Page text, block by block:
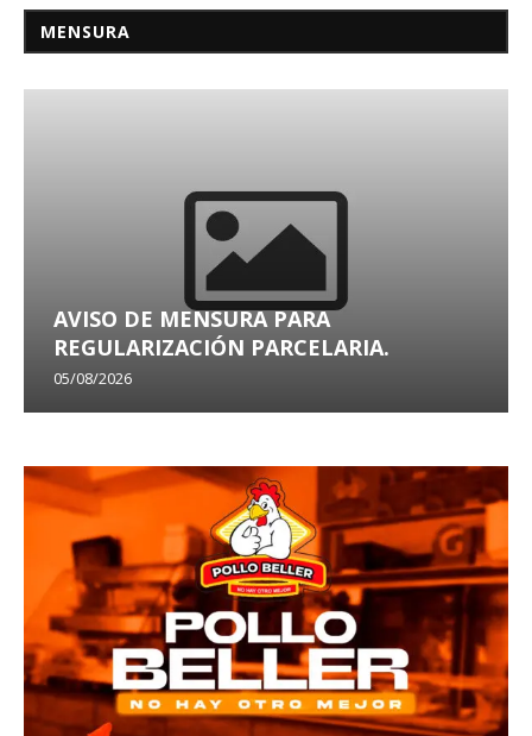
MENSURA
AVISO DE MENSURA PARA
REGULARIZACIÓN PARCELARIA.
05/08/2026